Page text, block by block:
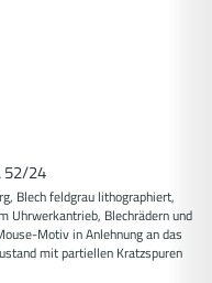
52/24
Blech feldgrau lithographiert,
Blechrädern und
Motiv in Anlehnung an das
mit partiellen Kratzspuren